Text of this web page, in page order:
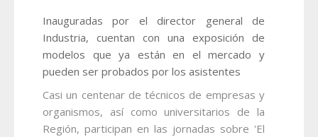
Inauguradas por el director general de
Industria, cuentan con una exposición de
modelos que ya están en el mercado y
pueden ser probados por los asistentes
Casi un centenar de técnicos de empresas y
organismos, así como universitarios de la
Región, participan en las jornadas sobre 'El